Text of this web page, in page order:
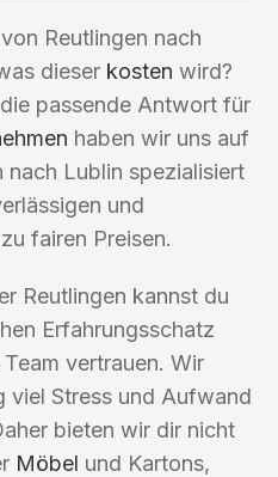
Reutlingen nach
dieser kosten wird?
passende Antwort für
haben wir uns auf
nach Lublin spezialisiert
und
fairen Preisen.
Reutlingen kannst du
Erfahrungsschatz
vertrauen. Wir
viel Stress und Aufwand
bieten wir dir nicht
Möbel und Kartons,